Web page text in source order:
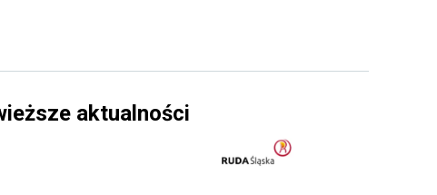
aktualności